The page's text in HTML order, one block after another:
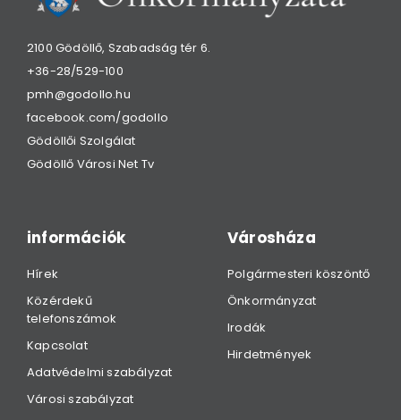
2100 Gödöllő, Szabadság tér 6.
+36-28/529-100
pmh@godollo.hu
facebook.com/godollo
Gödöllői Szolgálat
Gödöllő Városi Net Tv
információk
Hírek
Közérdekű
telefonszámok
Kapcsolat
Adatvédelmi szabályzat
Városi szabályzat
Városháza
Polgármesteri köszöntő
Önkormányzat
Irodák
Hirdetmények